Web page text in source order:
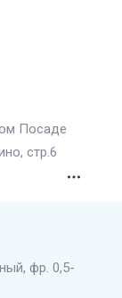
Посаде
стр.6
фр. 0,5-